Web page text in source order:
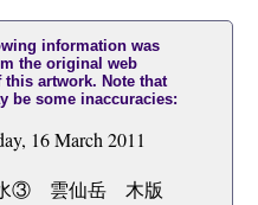
information was
the original web
this artwork. Note that
be some inaccuracies:
16 March 2011
③ 雲仙岳 木版